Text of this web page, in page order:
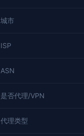
城市
ISP
ASN
是否代理/VPN
代理类型